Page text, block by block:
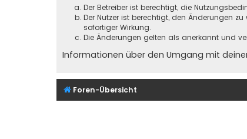
Der Betreiber ist berechtigt, die
Der Nutzer ist berechtigt, den Änderungen
sofortiger Wirkung.
Die Änderungen gelten als anerkannt und
Informationen über den Umgang mit
Foren-Übersicht